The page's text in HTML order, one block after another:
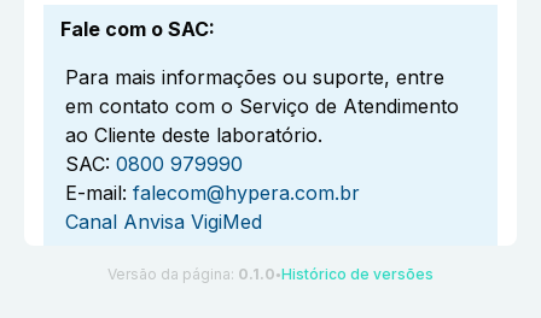
Fale com o SAC:
Para mais informações ou suporte, entre
em contato com o Serviço de Atendimento
ao Cliente deste laboratório.
SAC: 0800 979990
E-mail: falecom@hypera.com.br
Canal Anvisa VigiMed
Versão da página: 0.1.0 ●Histórico de versões